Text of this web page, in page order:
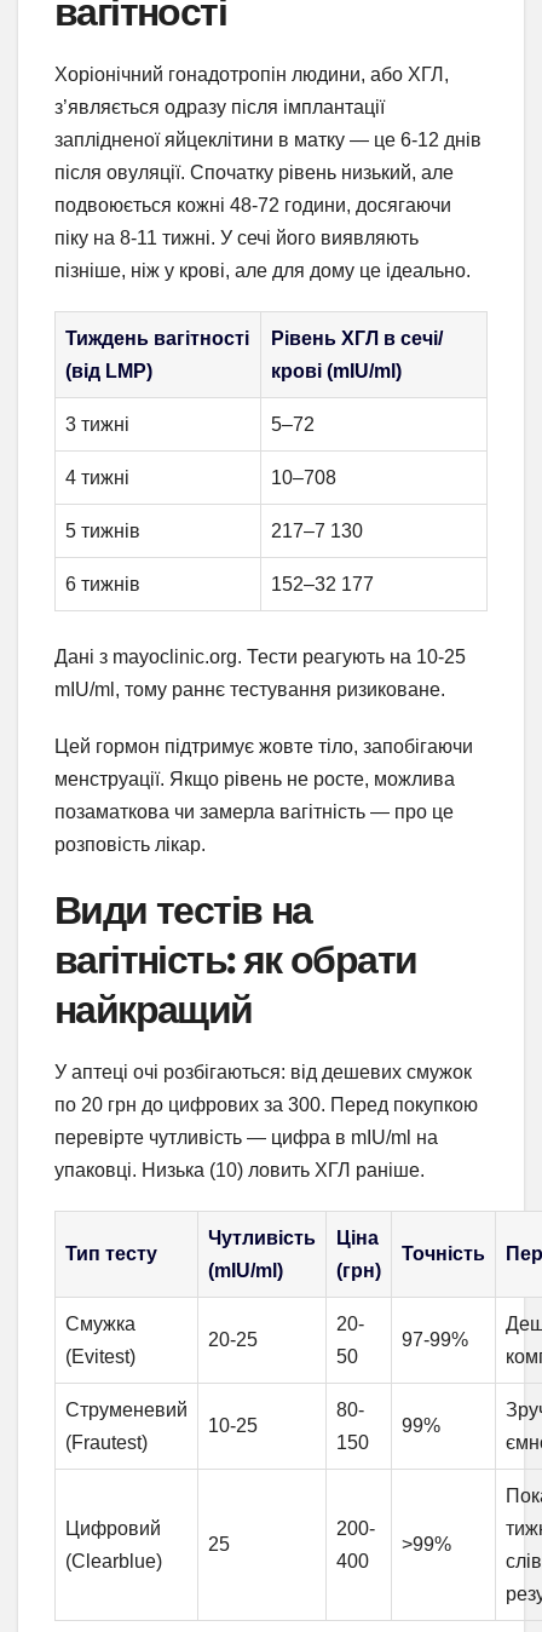
вагітності
Хоріонічний гонадотропін людини, або ХГЛ,
з’являється одразу після імплантації
заплідненої яйцеклітини в матку — це 6-12 днів
після овуляції. Спочатку рівень низький, але
подвоюється кожні 48-72 години, досягаючи
піку на 8-11 тижні. У сечі його виявляють
пізніше, ніж у крові, але для дому це ідеально.
Тиждень вагітності
(від LMP)
Рівень ХГЛ в сечі/
крові (mIU/ml)
3 тижні 5–72
4 тижні 10–708
5 тижнів 217–7 130
6 тижнів 152–32 177
Дані з mayoclinic.org. Тести реагують на 10-25
mIU/ml, тому раннє тестування ризиковане.
Цей гормон підтримує жовте тіло, запобігаючи
менструації. Якщо рівень не росте, можлива
позаматкова чи замерла вагітність — про це
розповість лікар.
Види тестів на
вагітність: як обрати
найкращий
У аптеці очі розбігаються: від дешевих смужок
по 20 грн до цифрових за 300. Перед покупкою
перевірте чутливість — цифра в mIU/ml на
упаковці. Низька (10) ловить ХГЛ раніше.
Тип тесту
Чутливість
(mIU/ml)
Ціна
(грн)
Точність
Смужка
(Evitest)
20-25
20-
50
97-99%
Струменевий
(Frautest)
10-25
80-
150
99%
Цифровий
(Clearblue)
25
200-
400
>99%